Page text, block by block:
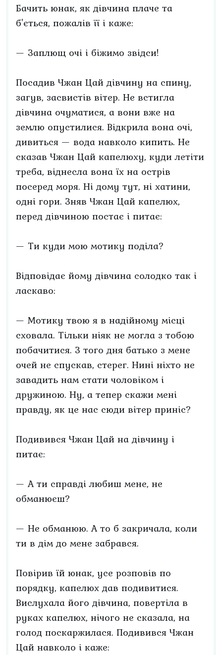
Бачить юнак, як дівчина плаче та
б'ється, пожалів її і каже:
— Заплющ очі і біжимо звідси!
Посадив Чжан Цай дівчину на спину,
загув, засвистів вітер. Не встигла
дівчина очуматися, а вони вже на
землю опустилися. Відкрила вона очі,
дивиться — вода навколо кипить. Не
сказав Чжан Цай капелюху, куди летіти
треба, віднесла вона їх на острів
посеред моря. Ні дому тут, ні хатини,
одні гори. Зняв Чжан Цай капелюх,
перед дівчиною постає і питає:
— Ти куди мою мотику поділа?
Відповідає йому дівчина солодко так і
ласкаво:
— Мотику твою я в надійному місці
сховала. Тільки ніяк не могла з тобою
побачитися. З того дня батько з мене
очей не спускав, стерег. Нині ніхто не
завадить нам стати чоловіком і
дружиною. Ну, а тепер скажи мені
правду, як це нас сюди вітер приніс?
Подивився Чжан Цай на дівчину і
питає:
— А ти справді любиш мене, не
обманюєш?
— Не обманюю. А то б закричала, коли
ти в дім до мене забрався.
Повірив їй юнак, усе розповів по
порядку, капелюх дав подивитися.
Вислухала його дівчина, повертіла в
руках капелюх, нічого не сказала, на
голод поскаржилася. Подивився Чжан
Цай навколо і каже: